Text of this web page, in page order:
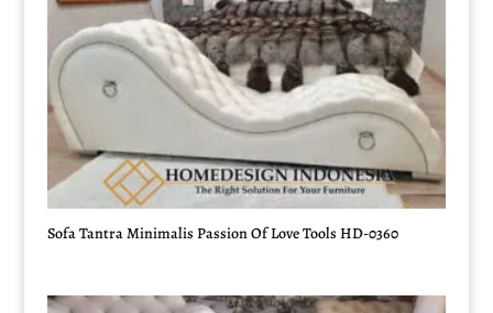
Sofa Tantra Minimalis Passion Of Love Tools HD-0360